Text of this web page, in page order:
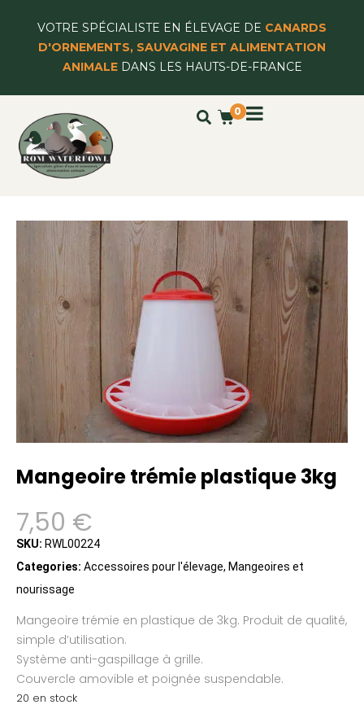
VOTRE SPÉCIALISTE EN ÉLEVAGE DE CANARDS
D'ORNEMENTS, SAUVAGINE ET ALIMENTATION
ANIMALEDANS LES HAUTS-DE-FRANCE
0
Mangeoire trémie plastique 3kg
7,50 €
SKU: RWL00224
Categories: Accessoires pour l'élevage, Mangeoires et
nourissage
Mangeoire trémie en plastique de 3kg. Produit de qualité,
simple d’utilisation.
Système anti-gaspillage à grille.
Couvercle amovible et poignée suspendable.
20 en stock